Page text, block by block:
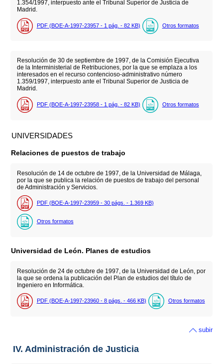
1.354/1997, interpuesto ante el Tribunal Superior de Justicia de
Madrid.
PDF (BOE-A-1997-23957 - 1 pág. - 82 KB) Otros formatos
Resolución de 30 de septiembre de 1997, de la Comisión Ejecutiva
de la Interministerial de Retribuciones, por la que se emplaza a los
interesados en el recurso contencioso-administrativo número
1.359/1997, interpuesto ante el Tribunal Superior de Justicia de
Madrid.
PDF (BOE-A-1997-23958 - 1 pág. - 82 KB) Otros formatos
UNIVERSIDADES
Relaciones de puestos de trabajo
Resolución de 14 de octubre de 1997, de la Universidad de Málaga,
por la que se publica la relación de puestos de trabajo del personal
de Administración y Servicios.
PDF (BOE-A-1997-23959 - 30 págs. - 1.369 KB)
Otros formatos
Universidad de León. Planes de estudios
Resolución de 24 de octubre de 1997, de la Universidad de León, por
la que se ordena la publicación del Plan de estudios del título de
Ingeniero en Informática.
PDF (BOE-A-1997-23960 - 8 págs. - 466 KB) Otros formatos
subir
IV. Administración de Justicia